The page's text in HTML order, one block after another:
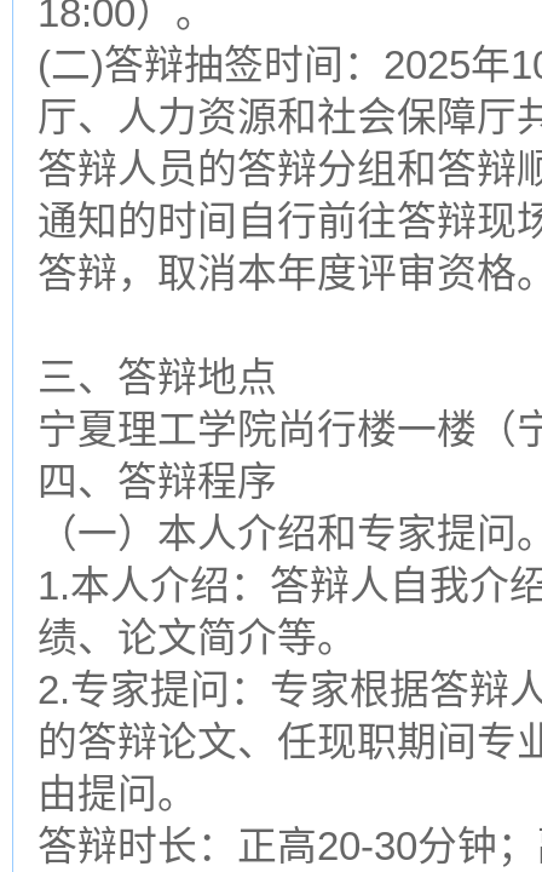
18:00）。
(二)答辩抽签时间：2025年
厅、人力资源和社会保障厅
答辩人员的答辩分组和答辩
通知的时间自行前往答辩现
答辩，取消本年度评审资格
三、答辩地点
宁夏理工学院尚行楼一楼（
四、答辩程序
（一）本人介绍和专家提问
1.本人介绍：答辩人自我介
绩、论文简介等。
2.专家提问：专家根据答辩
的答辩论文、任现职期间专
由提问。
答辩时长：正高20-30分钟